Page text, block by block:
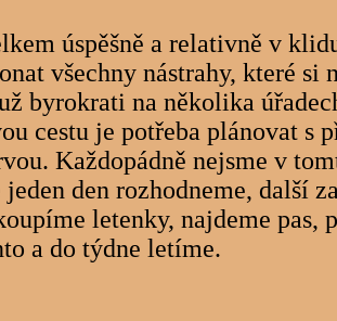
úspěšně a relativně v
všechny nástrahy, které si
byrokrati na několika
cestu je potřeba plánovat s
Každopádně nejsme v
jeden den rozhodneme, další
letenky, najdeme pas,
a do týdne letíme.